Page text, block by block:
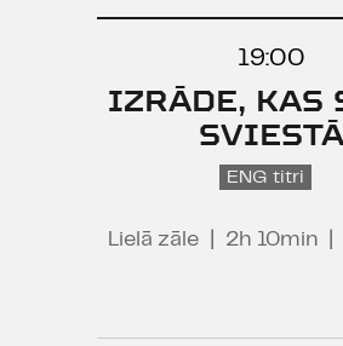
19:00
IZRĀDE, KAS
SVIESTĀ
ENG titri
Lielā zāle 2h 10min